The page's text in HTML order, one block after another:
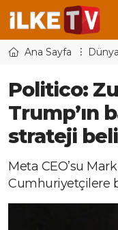
Ana Sayfa
Politico:
Trump’ın
strateji
Meta CEO’su
Cumhuriyetçilere